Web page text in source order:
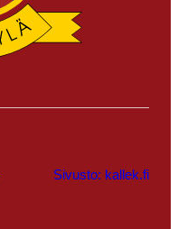
Sivusto: kallek.fi